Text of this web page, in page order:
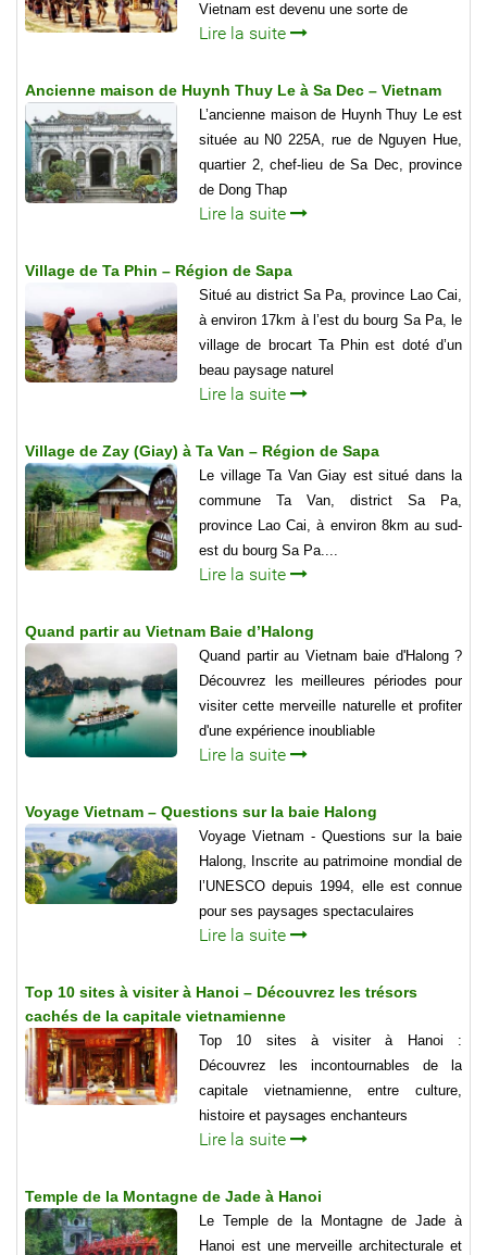
Vietnam est devenu une sorte de
Lire la suite
Ancienne maison de Huynh Thuy Le à Sa Dec – Vietnam
L’ancienne maison de Huynh Thuy Le est
située au N0 225A, rue de Nguyen Hue,
quartier 2, chef-lieu de Sa Dec, province
de Dong Thap
Lire la suite
Village de Ta Phin – Région de Sapa
Situé au district Sa Pa, province Lao Cai,
à environ 17km à l’est du bourg Sa Pa, le
village de brocart Ta Phin est doté d’un
beau paysage naturel
Lire la suite
Village de Zay (Giay) à Ta Van – Région de Sapa
Le village Ta Van Giay est situé dans la
commune Ta Van, district Sa Pa,
province Lao Cai, à environ 8km au sud-
est du bourg Sa Pa....
Lire la suite
Quand partir au Vietnam Baie d’Halong
Quand partir au Vietnam baie d'Halong ?
Découvrez les meilleures périodes pour
visiter cette merveille naturelle et profiter
d'une expérience inoubliable
Lire la suite
Voyage Vietnam – Questions sur la baie Halong
Voyage Vietnam - Questions sur la baie
Halong, Inscrite au patrimoine mondial de
l’UNESCO depuis 1994, elle est connue
pour ses paysages spectaculaires
Lire la suite
Top 10 sites à visiter à Hanoi – Découvrez les trésors
cachés de la capitale vietnamienne
Top 10 sites à visiter à Hanoi :
Découvrez les incontournables de la
capitale vietnamienne, entre culture,
histoire et paysages enchanteurs
Lire la suite
Temple de la Montagne de Jade à Hanoi
Le Temple de la Montagne de Jade à
Hanoi est une merveille architecturale et